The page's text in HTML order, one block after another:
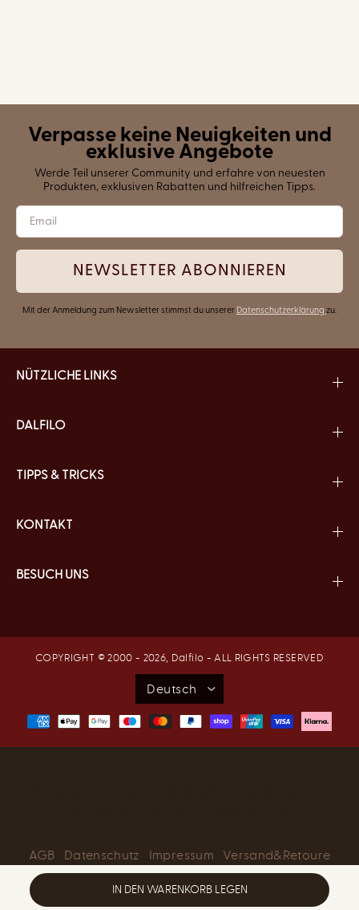
IN DEN WARENKORB LEGEN
Verpasse keine Neuigkeiten und
exklusive Angebote
Werde Teil unserer Community und erfahre von neuesten
Produkten, exklusiven Rabatten und hilfreichen Tipps.
NEWSLETTER ABONNIEREN
Mit der Anmeldung zum Newsletter stimmst du unserer Datenschutzerklärung zu.
NÜTZLICHE LINKS
DALFILO
TIPPS & TRICKS
KONTAKT
BESUCH UNS
COPYRIGHT © 2000 - 2026, Dalfilo - ALL RIGHTS RESERVED
AGB Datenschutz Impressum Versand&Retoure